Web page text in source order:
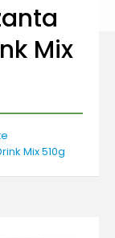
Mix
Mix 510g